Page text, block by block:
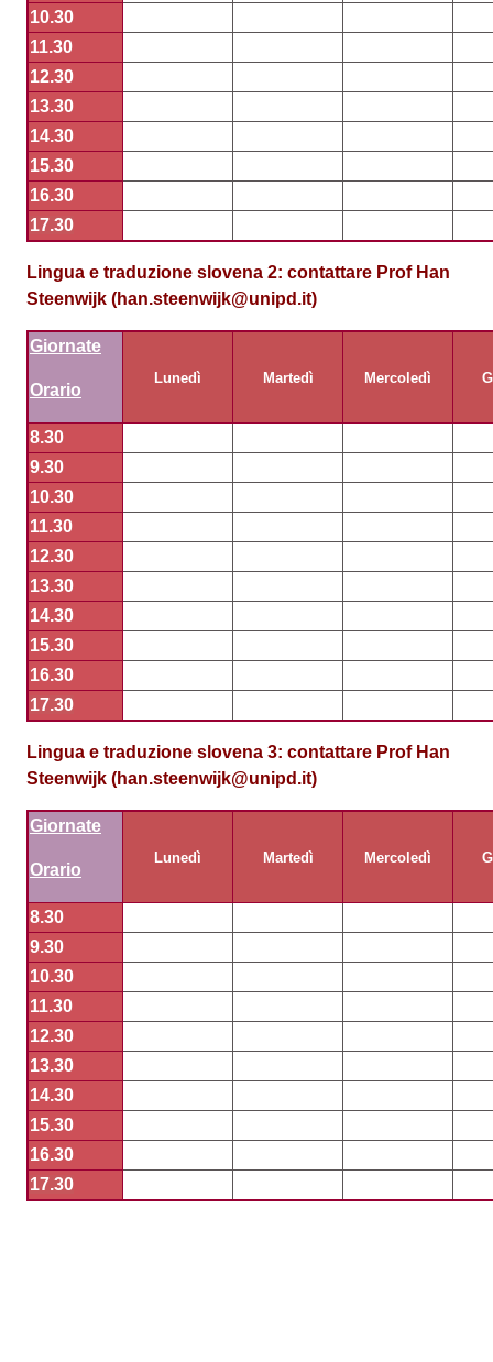
10.30
11.30
12.30
13.30
14.30
15.30
16.30
17.30
Lingua e traduzione slovena 2: contattare Prof Han
Steenwijk (han.steenwijk@unipd.it)
Giornate
Orario
Lunedì Martedì Mercoledì
8.30
9.30
10.30
11.30
12.30
13.30
14.30
15.30
16.30
17.30
Lingua e traduzione slovena 3: contattare Prof Han
Steenwijk (han.steenwijk@unipd.it)
Giornate
Orario
Lunedì Martedì Mercoledì
8.30
9.30
10.30
11.30
12.30
13.30
14.30
15.30
16.30
17.30